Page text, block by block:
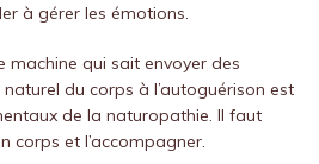
à gérer les émotions.
machine qui sait envoyer des
du corps à l’autoguérison est
de la naturopathie. Il faut
corps et l’accompagner.